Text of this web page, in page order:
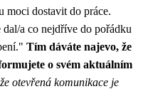
moci dostavit do práce.
a co nejdříve do pořádku
Tím dáváte najevo, že
o svém aktuálním
otevřená komunikace je